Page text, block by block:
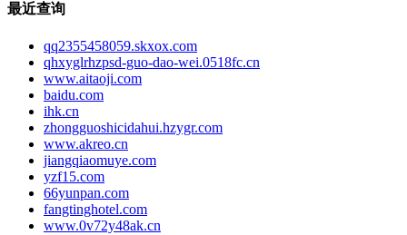
最近查询
qq2355458059.skxox.com
qhxyglrhzpsd-guo-dao-wei.0518fc.cn
www.aitaoji.com
baidu.com
ihk.cn
zhongguoshicidahui.hzygr.com
www.akreo.cn
jiangqiaomuye.com
yzf15.com
66yunpan.com
fangtinghotel.com
www.0v72y48ak.cn